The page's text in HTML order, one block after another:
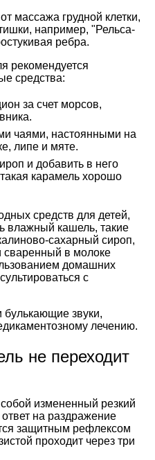
массажа грудной клетки,
например, "Рельса-
ребра.
рекомендуется
средства:
за счет морсов,
чаями, настоянными на
липе и мяте.
и добавить в него
карамель хорошо
средств для детей,
влажный кашель, такие
сахарный сироп,
сваренный в молоке
домашних
с
булькающие звуки,
лечению.
не переходит
измененный резкий
на раздражение
защитным рефлексом
проходит через три